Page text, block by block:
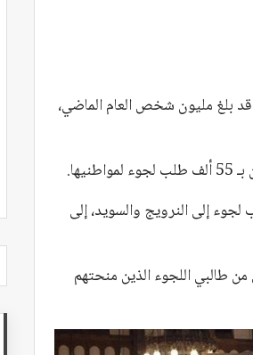
بلغ مليون شخص العام الماضي،
للاتحاد الأوروبي أنه قد تم تقديم 966 ألف طلب لجوء إلى النرويج والسويد، إلى
أن هذا الرقم لا يشمل 4 ملايين أوكراني من طالبي اللجوء الذين منحتهم